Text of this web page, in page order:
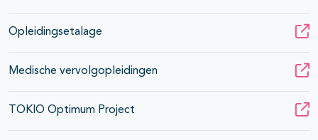
Opleidingsetalage
Medische vervolgopleidingen
TOKIO Optimum Project